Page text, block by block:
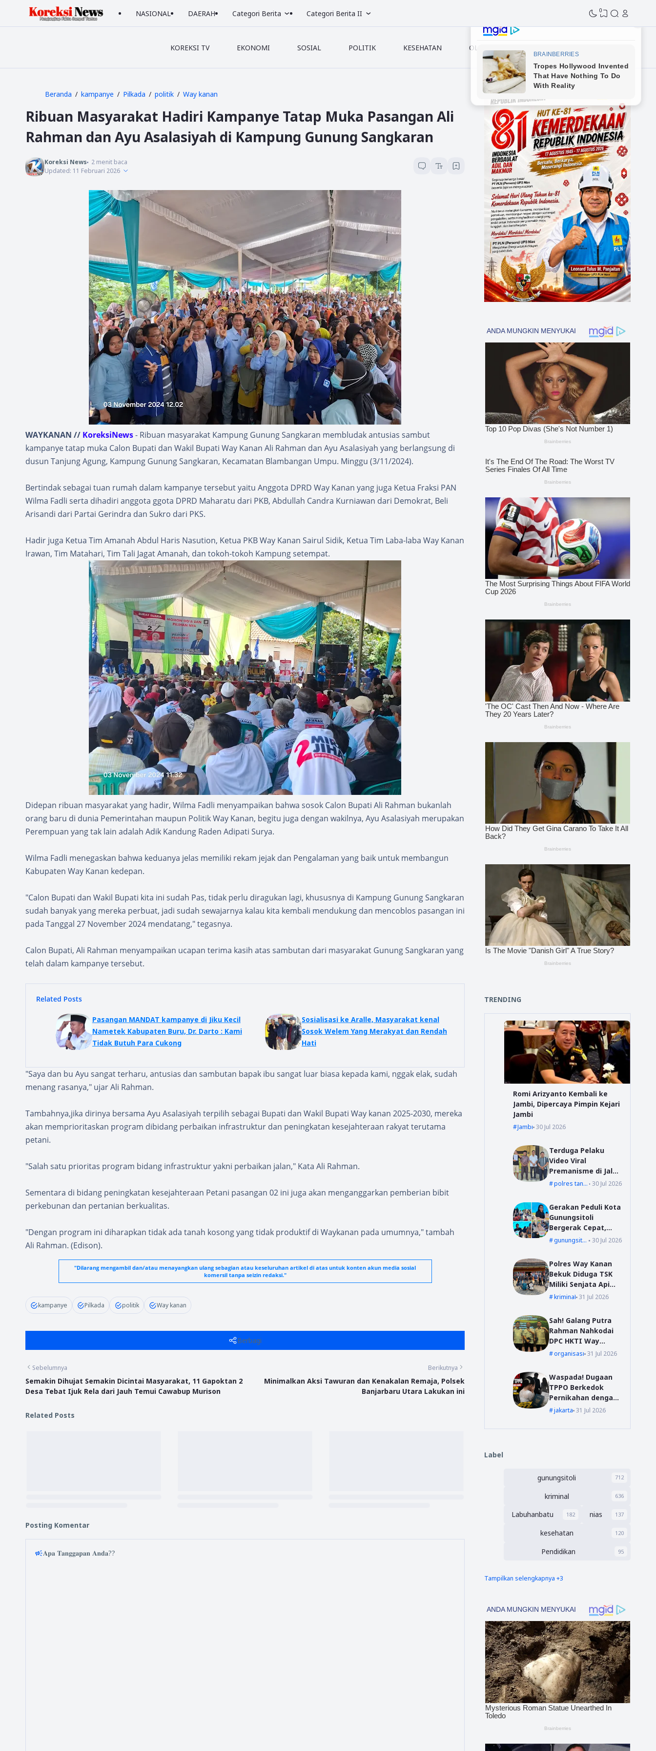
NASIONAL DAERAH Categori Berita Categori Berita II 0
KOREKSI TV EKONOMI SOSIAL POLITIK KESEHATAN OLAHRAGA
Beranda kampanye Pilkada politik Way kanan
Ribuan Masyarakat Hadiri Kampanye Tatap Muka Pasangan Ali
Rahman dan Ayu Asalasiyah di Kampung Gunung Sangkaran
Koreksi News 2menit baca
Updated: 11 Februari 2026
WAYKANAN // KoreksiNews- Ribuan masyarakat Kampung Gunung Sangkaran membludak antusias sambut
kampanye tatap muka Calon Bupati dan Wakil Bupati Way Kanan Ali Rahman dan Ayu Asalasiyah yang berlangsung di
dusun Tanjung Agung, Kampung Gunung Sangkaran, Kecamatan Blambangan Umpu. Minggu (3/11/2024).
Bertindak sebagai tuan rumah dalam kampanye tersebut yaitu Anggota DPRD Way Kanan yang juga Ketua Fraksi PAN
Wilma Fadli serta dihadiri anggota ggota DPRD Maharatu dari PKB, Abdullah Candra Kurniawan dari Demokrat, Beli
Arisandi dari Partai Gerindra dan Sukro dari PKS.
Hadir juga Ketua Tim Amanah Abdul Haris Nasution, Ketua PKB Way Kanan Sairul Sidik, Ketua Tim Laba-laba Way Kanan
Irawan, Tim Matahari, Tim Tali Jagat Amanah, dan tokoh-tokoh Kampung setempat.
Didepan ribuan masyarakat yang hadir, Wilma Fadli menyampaikan bahwa sosok Calon Bupati Ali Rahman bukanlah
orang baru di dunia Pemerintahan maupun Politik Way Kanan, begitu juga dengan wakilnya, Ayu Asalasiyah merupakan
Perempuan yang tak lain adalah Adik Kandung Raden Adipati Surya.
Wilma Fadli menegaskan bahwa keduanya jelas memiliki rekam jejak dan Pengalaman yang baik untuk membangun
Kabupaten Way Kanan kedepan.
"Calon Bupati dan Wakil Bupati kita ini sudah Pas, tidak perlu diragukan lagi, khususnya di Kampung Gunung Sangkaran
sudah banyak yang mereka perbuat, jadi sudah sewajarnya kalau kita kembali mendukung dan mencoblos pasangan ini
pada Tanggal 27 November 2024 mendatang," tegasnya.
Calon Bupati, Ali Rahman menyampaikan ucapan terima kasih atas sambutan dari masyarakat Gunung Sangkaran yang
telah dalam kampanye tersebut.
Related Posts
Pasangan MANDAT kampanye di Jiku Kecil
Nametek Kabupaten Buru, Dr. Darto : Kami
Tidak Butuh Para Cukong
Sosialisasi ke Aralle, Masyarakat kenal
Sosok Welem Yang Merakyat dan Rendah
Hati
"Saya dan bu Ayu sangat terharu, antusias dan sambutan bapak ibu sangat luar biasa kepada kami, nggak elak, sudah
menang rasanya," ujar Ali Rahman.
Tambahnya,jika dirinya bersama Ayu Asalasiyah terpilih sebagai Bupati dan Wakil Bupati Way kanan 2025-2030, mereka
akan memprioritaskan program dibidang perbaikan infrastruktur dan peningkatan kesejahteraan rakyat terutama
petani.
"Salah satu prioritas program bidang infrastruktur yakni perbaikan jalan," Kata Ali Rahman.
Sementara di bidang peningkatan kesejahteraan Petani pasangan 02 ini juga akan menganggarkan pemberian bibit
perkebunan dan pertanian berkualitas.
"Dengan program ini diharapkan tidak ada tanah kosong yang tidak produktif di Waykanan pada umumnya," tambah
Ali Rahman. (Edison).
"Dilarang mengambil dan/atau menayangkan ulang sebagian atau keseluruhan artikel di atas untuk konten akun media sosial
komersil tanpa seizin redaksi."
kampanye Pilkada politik Way kanan
Berbagi
Sebelumnya
Semakin Dihujat Semakin Dicintai Masyarakat, 11 Gapoktan 2
Desa Tebat Ijuk Rela dari Jauh Temui Cawabup Murison
Berikutnya
Minimalkan Aksi Tawuran dan Kenakalan Remaja, Polsek
Banjarbaru Utara Lakukan ini
Related Posts
Posting Komentar
𝐀𝐩𝐚 𝐓𝐚𝐧𝐠𝐠𝐚𝐩𝐚𝐧 𝐀𝐧𝐝𝐚??
TRENDING
Romi Arizyanto Kembali ke
Jambi, Dipercaya Pimpin Kejari
Jambi
Jambi 30 Jul 2026
Terduga Pelaku
Video Viral
Premanisme di Jalur
Suoh Datangi Polsek
Wajib Lapor
polres tanggamus30 Jul 2026
Gerakan Peduli Kota
Gunungsitoli
Bergerak Cepat,
Bang YD Salurkan
di Desa Mudk
gunungsitoli 30 Jul 2026
Polres Way Kanan
Bekuk Diduga TSK
Miliki Senjata Api
Ilegal Rakitan dan
kriminal 31 Jul 2026
Sah! Galang Putra
Rahman Nahkodai
DPC HKTI Way
Kanan: Randi Farada
Bendahara
organisasi 31 Jul 2026
Waspada! Dugaan
TPPO Berkedok
Pernikahan dengan
WNA Kembali
Muda Asal Nias
jakarta 31 Jul 2026
Label
gunungsitoli 712
kriminal 636
Labuhanbatu 182 nias 137
kesehatan 120
Pendidikan 95
nias barat
Tampilkan selengkapnya +3